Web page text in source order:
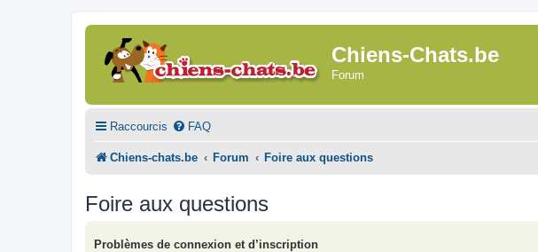
Chiens-Chats.be
Forum
Raccourcis FAQ
Chiens-chats.be Forum Foire aux questions
Foire aux questions
Problèmes de connexion et d’inscription